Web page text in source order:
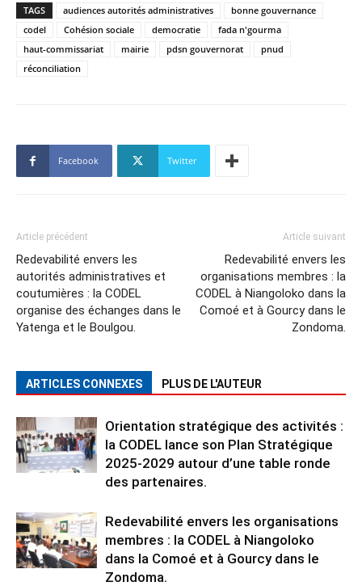
TAGS audiences autorités administratives
bonne gouvernance
codel
Cohésion sociale democratie
fada n'gourma
haut-commissariat
mairie pdsn gouvernorat
pnud
réconciliation
Facebook Twitter
Article précédent
Redevabilité envers les
autorités administratives et
coutumières : la CODEL
organise des échanges dans le
Yatenga et le Boulgou.
Article suivant
Redevabilité envers les
organisations membres : la
CODEL à Niangoloko dans la
Comoé et à Gourcy dans le
Zondoma.
ARTICLES CONNEXES PLUS DE L'AUTEUR
Orientation stratégique des activités :
la CODEL lance son Plan Stratégique
2025-2029 autour d’une table ronde
des partenaires.
Redevabilité envers les organisations
membres : la CODEL à Niangoloko
dans la Comoé et à Gourcy dans le
Zondoma.